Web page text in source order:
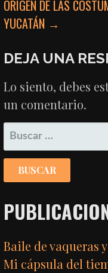
ENTRADAS
ORIGEN DE LAS
YUCATÁN →
DEJA UNA
Lo siento, debes
un comentario.
BUSCAR:
Baile de vaqueras
Mi cápsula del